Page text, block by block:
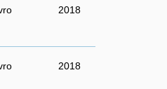
2018
2018